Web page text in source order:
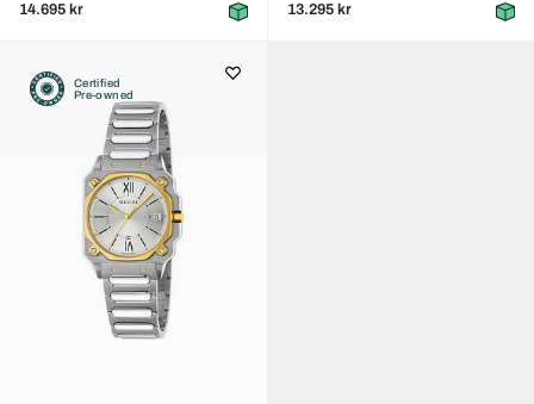
14.695 kr
13.295 kr
Certified
Pre-owned